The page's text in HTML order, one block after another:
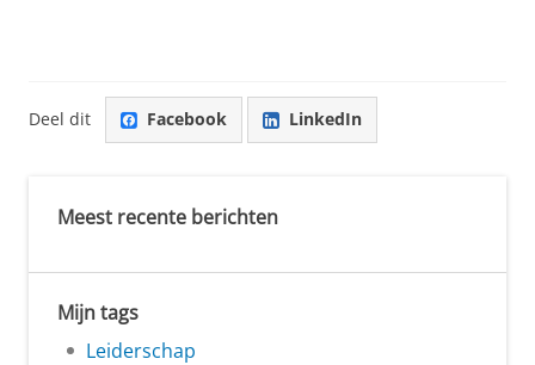
Deel dit Facebook LinkedIn
Meest recente berichten
Mijn tags
Leiderschap